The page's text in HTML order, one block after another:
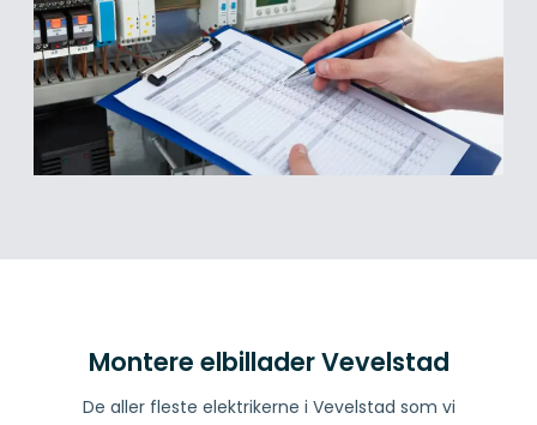
Montere elbillader Vevelstad
De aller fleste elektrikerne i Vevelstad som vi